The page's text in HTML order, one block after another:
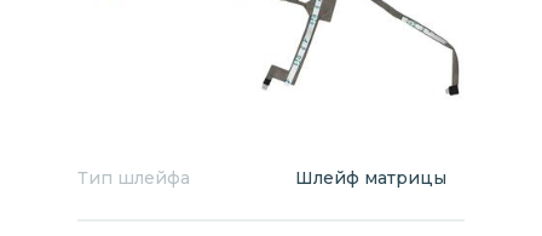
Тип шлейфа Шлейф матрицы